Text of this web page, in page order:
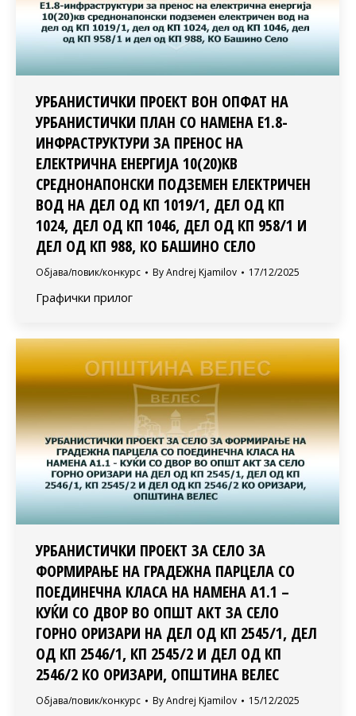
УРБАНИСТИЧКИ ПРОЕКТ ВОН ОПФАТ НА
УРБАНИСТИЧКИ ПЛАН СО НАМЕНА Е1.8-
ИНФРАСТРУКТУРИ ЗА ПРЕНОС НА
ЕЛЕКТРИЧНА ЕНЕРГИЈА 10(20)КВ
СРЕДНОНАПОНСКИ ПОДЗЕМЕН ЕЛЕКТРИЧЕН
ВОД НА ДЕЛ ОД КП 1019/1, ДЕЛ ОД КП
1024, ДЕЛ ОД КП 1046, ДЕЛ ОД КП 958/1 И
ДЕЛ ОД КП 988, КО БАШИНО СЕЛО
Објава/повик/конкурс ByAndrej Kjamilov 17/12/2025
Графички прилог
УРБАНИСТИЧКИ ПРОЕКТ ЗА СЕЛО ЗА
ФОРМИРАЊЕ НА ГРАДЕЖНА ПАРЦЕЛА СО
ПОЕДИНЕЧНА КЛАСА НА НАМЕНА А1.1 –
КУЌИ СО ДВОР ВО ОПШТ АКТ ЗА СЕЛО
ГОРНО ОРИЗАРИ НА ДЕЛ ОД КП 2545/1, ДЕЛ
ОД КП 2546/1, КП 2545/2 И ДЕЛ ОД КП
2546/2 КО ОРИЗАРИ, ОПШТИНА ВЕЛЕС
Објава/повик/конкурс ByAndrej Kjamilov 15/12/2025